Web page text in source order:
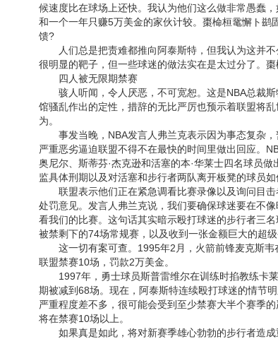
候速度比在球场上还快。我认为他们这么做非常愚蠢
和一个一年只赚5万美金的家伙计较。棗椧桓鼋懈ト鹚
馈?
人们总是把责难都推向阿泰斯特，但我认为这并不
很明显的靶子，但一些球迷的做法实在是太过分了。
四人被无限期禁赛
骇人听闻，令人厌恶，不可宽恕。这是NBA总裁斯
馆骚乱作出的定性，措辞的无比严厉也预示着联盟将
为。
事发当晚，NBA发言人弗兰克表示因为事态复杂，
严重恶劣逼迫联盟不得不在最快的时间里做出回应。
奥尼尔、斯蒂芬·杰克逊和活塞的本·华莱士四名球员
监具体刑期以及对活塞和步行者两队离开板凳的球员
联盟表示他们正在紧急调看比赛录像以及询问目击
处罚意见。发言人弗兰克说，我们要确保球迷要在不
看我们的比赛。这句话其实暗示殴打球迷的步行者三
被禁剩下的74场常规赛，以及收到一张金额巨大的超级
这一切有案可查。1995年2月，火箭前锋麦克斯韦
联盟禁赛10场，罚款2万美金。
1997年，勇士球员斯普雷维尔在训练时掐教练卡莱
期被减到68场。现在，阿泰斯特连续殴打球迷的情节
严重程度差不多，很可能会受到至少禁赛大半个赛季
将在禁赛10场以上。
如果真是如此，将对新赛季雄心勃勃的步行者造成